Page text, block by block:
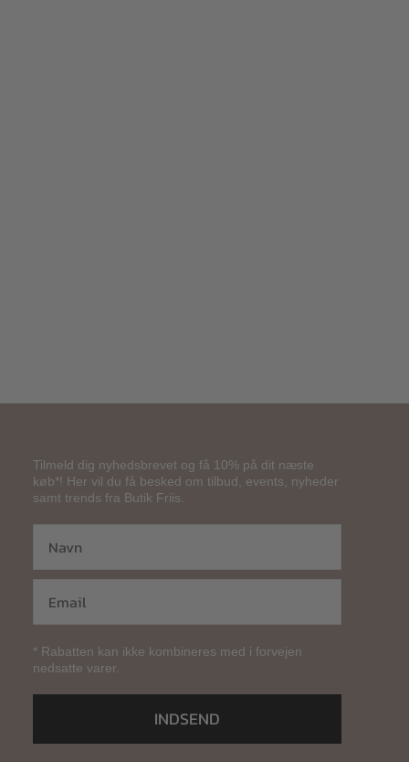
Tilmeld dig nyhedsbrevet og få 10% på dit næste
køb*! Her vil du få besked om tilbud, events, nyheder
samt trends fra Butik Friis.
* Rabatten kan ikke kombineres med i forvejen
nedsatte varer.
INDSEND